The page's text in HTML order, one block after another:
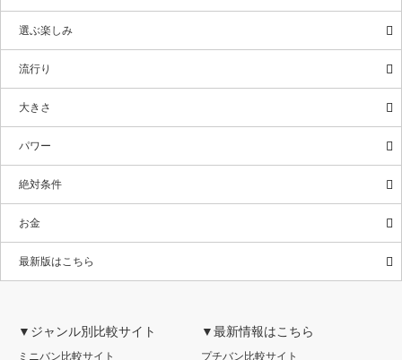
選ぶ楽しみ
流行り
大きさ
パワー
絶対条件
お金
最新版はこちら
▼ジャンル別比較サイト
ミニバン比較サイト
▼最新情報はこちら
プチバン比較サイト